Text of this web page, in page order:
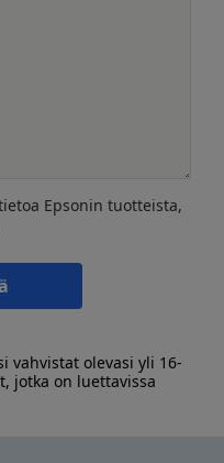
Epsonin tuotteista,
vahvistat olevasi yli 16-
jotka on luettavissa